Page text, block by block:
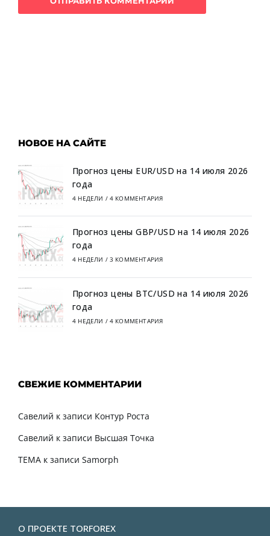
НОВОЕ НА САЙТЕ
Прогноз цены EUR/USD на 14 июля 2026
года
4 НЕДЕЛИ / 4 КОММЕНТАРИЯ
Прогноз цены GBP/USD на 14 июля 2026
года
4 НЕДЕЛИ / 3 КОММЕНТАРИЯ
Прогноз цены BTC/USD на 14 июля 2026
года
4 НЕДЕЛИ / 4 КОММЕНТАРИЯ
СВЕЖИЕ КОММЕНТАРИИ
Савелий к записи Контур Роста
Савелий к записи Высшая Точка
TEMA к записи Samorph
О ПРОЕКТЕ TORFOREX